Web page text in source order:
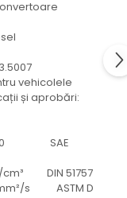
vehicolele
și aprobări:
30 SAE
DIN 51757
s ASTM D